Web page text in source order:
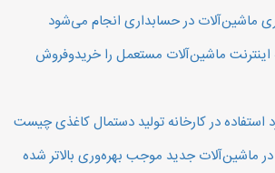
ماشین‌آلات در حسابداری انجام می‌شود
اینترنت ماشین‌آلات مستعمل را خریدوفروش
استفاده در کارخانه تولید دستمال کاغذی چیست
ماشین‌آلات جدید موجب بهره‌وری بالاتر شده